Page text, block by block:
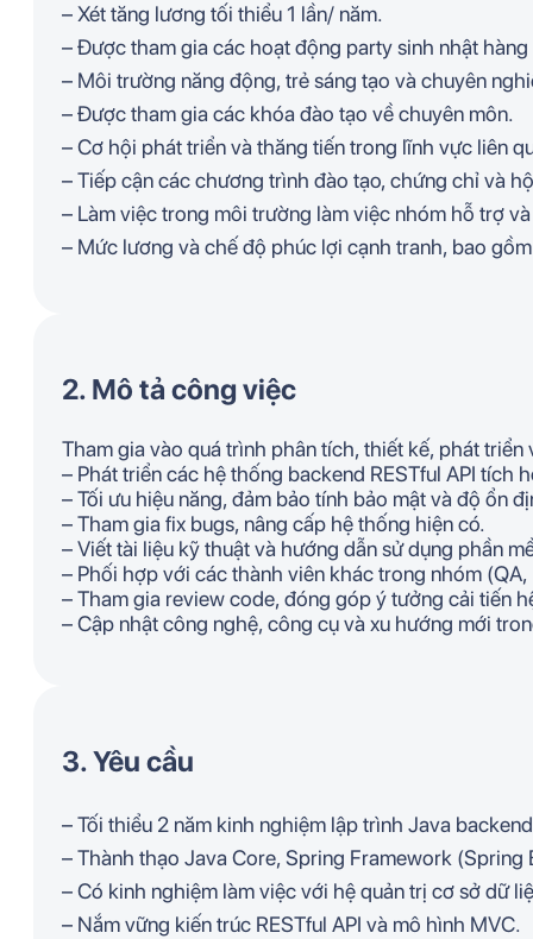
– Xét tăng lương tối thiểu 1 lần/ năm.
– Được tham gia các hoạt động party sinh nhật
– Môi trường năng động, trẻ sáng tạo và chuyên
– Được tham gia các khóa đào tạo về chuyên môn.
– Cơ hội phát triển và thăng tiến trong lĩnh vực liên
– Tiếp cận các chương trình đào tạo, chứng chỉ và
– Làm việc trong môi trường làm việc nhóm hỗ trợ
– Mức lương và chế độ phúc lợi cạnh tranh, bao
2. Mô tả công việc
Tham gia vào quá trình phân tích, thiết kế, phát
– Phát triển các hệ thống backend RESTful API
– Tối ưu hiệu năng, đảm bảo tính bảo mật và độ ổn
– Tham gia fix bugs, nâng cấp hệ thống hiện có.
– Viết tài liệu kỹ thuật và hướng dẫn sử dụng phần
– Phối hợp với các thành viên khác trong nhóm
– Tham gia review code, đóng góp ý tưởng cải tiến
– Cập nhật công nghệ, công cụ và xu hướng mới
3. Yêu cầu
– Tối thiểu 2 năm kinh nghiệm lập trình Java
– Thành thạo Java Core, Spring Framework
– Có kinh nghiệm làm việc với hệ quản trị cơ sở dữ
– Nắm vững kiến trúc RESTful API và mô hình MVC.